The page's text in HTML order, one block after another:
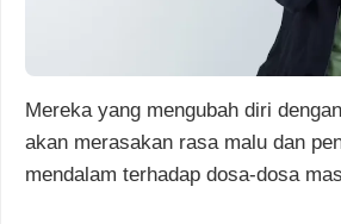
Mereka yang mengubah diri
akan merasakan rasa malu dan
mendalam terhadap dosa-dosa